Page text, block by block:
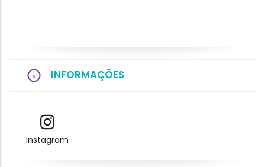
INFORMAÇÕES
Instagram